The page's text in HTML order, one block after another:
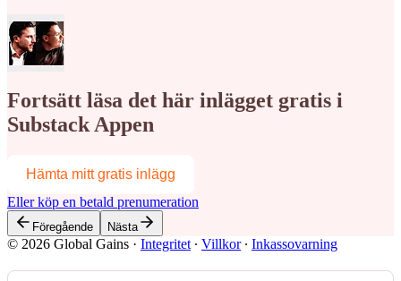
Fortsätt läsa det här inlägget gratis i
Substack Appen
Hämta mitt gratis inlägg
Eller köp en betald prenumeration
Föregående Nästa
© 2026 Global Gains · Integritet ∙ Villkor∙ Inkassovarning